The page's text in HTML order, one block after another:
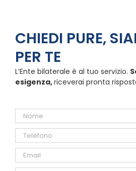
CHIEDI PURE,
PER TE
L’Ente bilaterale è al tuo servizio.
esigenza,riceverai pronta